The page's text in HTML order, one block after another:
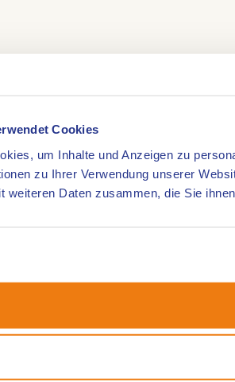
Cookies
um Inhalte und Anzeigen zu
zu Ihrer Verwendung unserer
weiteren Daten zusammen, die Sie